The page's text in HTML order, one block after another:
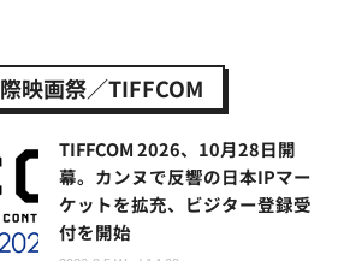
映画祭／TIFFCOM
TIFFCOM 2026、10月28日開
幕。カンヌで反響の日本IPマー
ケットを拡充、ビジター登録受
付を開始